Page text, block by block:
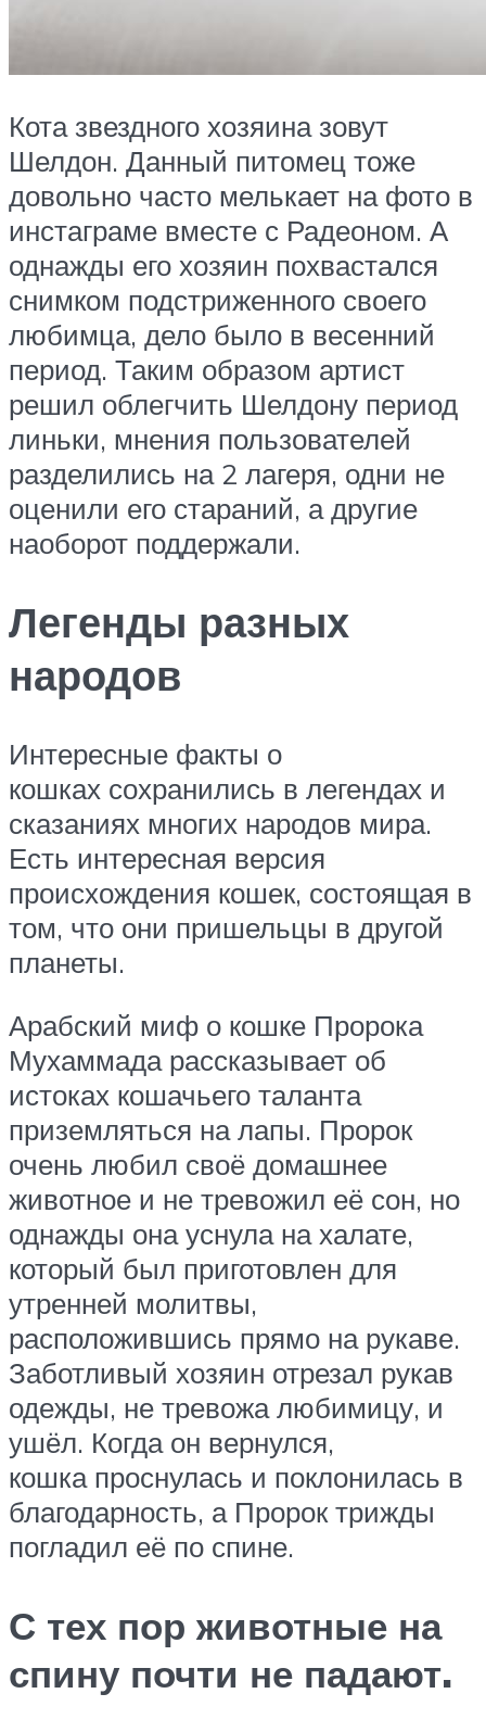
Кота звездного хозяина зовут
Шелдон. Данный питомец тоже
довольно часто мелькает на фото в
инстаграме вместе с Радеоном. А
однажды его хозяин похвастался
снимком подстриженного своего
любимца, дело было в весенний
период. Таким образом артист
решил облегчить Шелдону период
линьки, мнения пользователей
разделились на 2 лагеря, одни не
оценили его стараний, а другие
наоборот поддержали.
Легенды разных
народов
Интересные факты о
кошках сохранились в легендах и
сказаниях многих народов мира.
Есть интересная версия
происхождения кошек, состоящая в
том, что они пришельцы в другой
планеты.
Арабский миф о кошке Пророка
Мухаммада рассказывает об
истоках кошачьего таланта
приземляться на лапы. Пророк
очень любил своё домашнее
животное и не тревожил её сон, но
однажды она уснула на халате,
который был приготовлен для
утренней молитвы,
расположившись прямо на рукаве.
Заботливый хозяин отрезал рукав
одежды, не тревожа любимицу, и
ушёл. Когда он вернулся,
кошка проснулась и поклонилась в
благодарность, а Пророк трижды
погладил её по спине.
С тех пор животные на
спину почти не падают.